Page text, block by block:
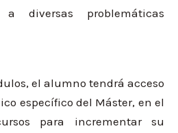
diversas problemáticas
el alumno tendrá acceso
específico del Máster, en el
para incrementar su